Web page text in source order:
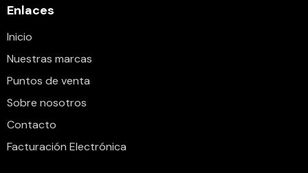
Enlaces
Inicio
Nuestras marcas
Puntos de venta
Sobre nosotros
Contacto
Facturación Electrónica